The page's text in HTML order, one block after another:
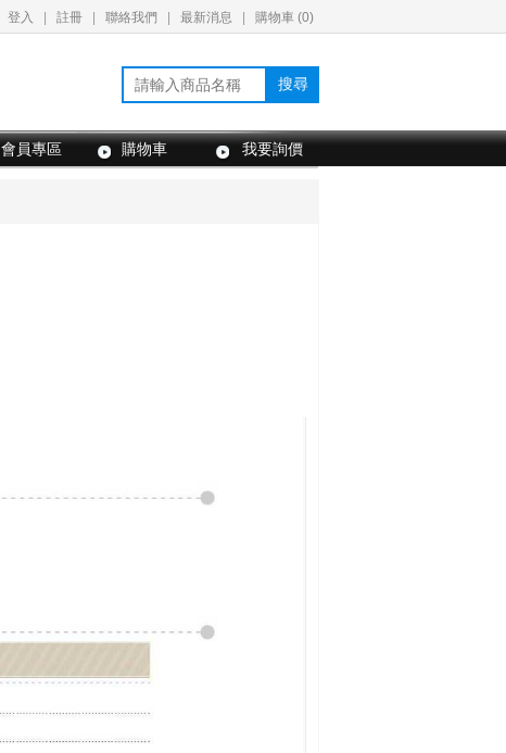
登入 註冊 聯絡我們 最新消息 購物車 (0)
搜尋
會員專區 購物車 我要詢價